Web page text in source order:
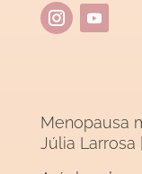
Menopausa
Júlia Larrosa